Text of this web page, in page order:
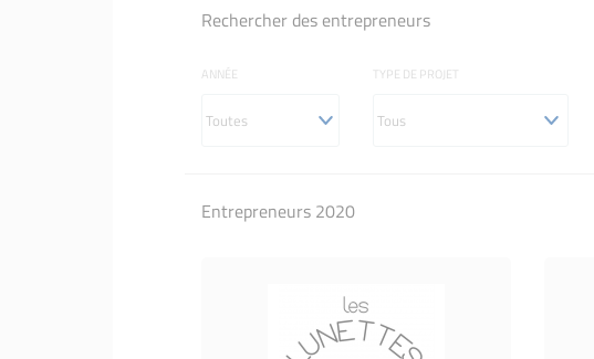
Rechercher des entrepreneurs
ANNÉE TYPE DE PROJET
Entrepreneurs 2020